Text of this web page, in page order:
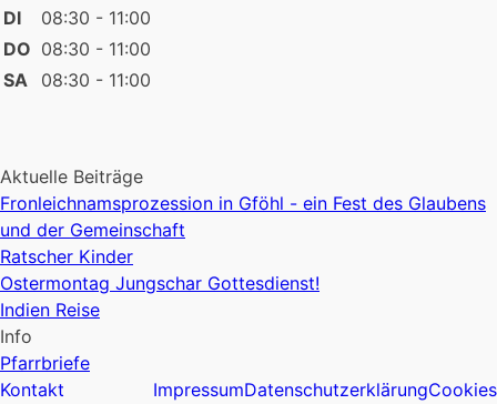
DI
08:30 - 11:00
DO 08:30 - 11:00
SA
08:30 - 11:00
Aktuelle Beiträge
Fronleichnamsprozession in Gföhl - ein Fest des Glaubens
und der Gemeinschaft
Ratscher Kinder
Ostermontag Jungschar Gottesdienst!
Indien Reise
Info
Pfarrbriefe
Kontakt
ImpressumDatenschutzerklärungCookies